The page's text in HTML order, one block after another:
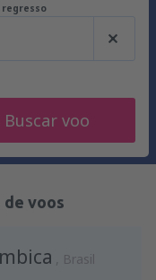
regresso
Buscar voo
voos
Brasil